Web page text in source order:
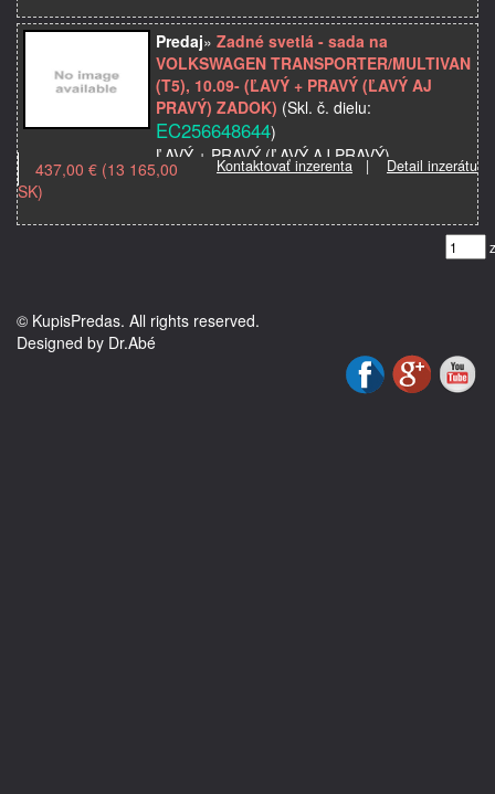
Typ karosérie: hatchback
Strana: ľavá+pravá
Kvalita: Prémiová odporúčaná kvalita
Predaj» Zadné svetlá - sada na
VOLKSWAGEN TRANSPORTER/MULTIVAN
(T5), 10.09- (ĽAVÝ + PRAVÝ (ĽAVÝ AJ
PRAVÝ) ZADOK) (Skl. č. dielu:
EC256648644)
ĽAVÝ + PRAVÝ (ĽAVÝ AJ PRAVÝ)
LED; dymový;TUNING;
Model použitia: TRANSPORTER/MULTIVAN
Kontaktovať inzerenta | Detail inzerátu
437,00 € (13 165,00
SK)
© KupisPredas. All rights reserved.
Designed by Dr.Abé